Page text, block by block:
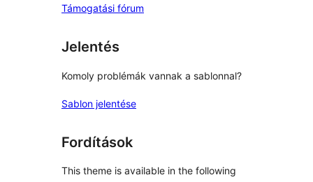
Támogatási fórum
Jelentés
Komoly problémák vannak a sablonnal?
Sablon jelentése
Fordítások
This theme is available in the following